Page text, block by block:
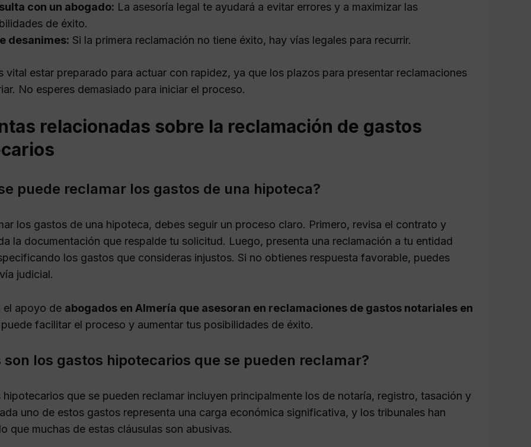
con un abogado: La asesoría legal te ayudará a evitar errores y a maximizar las
de éxito.
desanimes: Si la primera reclamación no tiene éxito, hay vías legales para recurrir.
vital estar preparado para actuar con rapidez, ya que los plazos para presentar reclamaciones
No esperes demasiado para iniciar el proceso.
relacionadas sobre la reclamación de gastos
puede reclamar los gastos de una hipoteca?
los gastos de una hipoteca, debes seguir un proceso claro. Primero, revisa el contrato y
la documentación que respalde tu solicitud. Luego, presenta una reclamación a tu entidad
los gastos que consideras injustos. Si no obtienes respuesta favorable, puedes
judicial.
el apoyo de abogados en Almería que asesoran en reclamaciones de gastos notariales en
puede facilitar el proceso y aumentar tus posibilidades de éxito.
son los gastos hipotecarios que se pueden reclamar?
hipotecarios que se pueden reclamar incluyen principalmente los de notaría, registro, tasación y
uno de estos gastos representa una carga económica significativa, y los tribunales han
que muchas de estas cláusulas son abusivas.